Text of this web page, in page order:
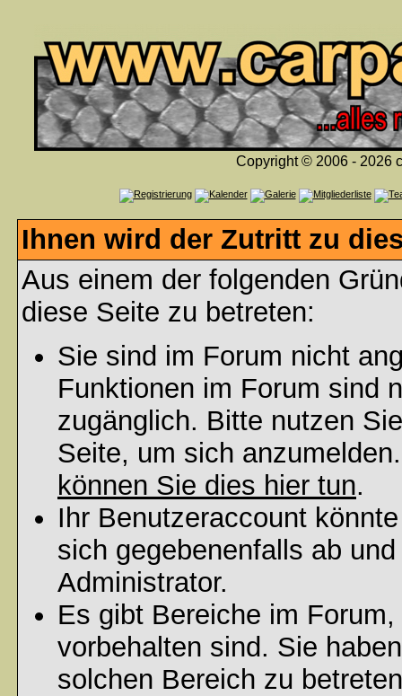
Copyright © 2006 - 2026
Ihnen wird der Zutritt zu
Aus einem der folgenden
diese Seite zu betreten:
Sie sind im Forum nicht
Funktionen im Forum sind
zugänglich. Bitte nutzen
Seite, um sich
können Sie dies hier tun.
Ihr Benutzeraccount
sich gegebenenfalls ab
Administrator.
Es gibt Bereiche im
vorbehalten sind. Sie
solchen Bereich zu